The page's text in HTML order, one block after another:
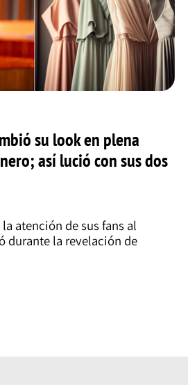
su look en plena
así lució con sus dos
atención de sus fans al
durante la revelación de